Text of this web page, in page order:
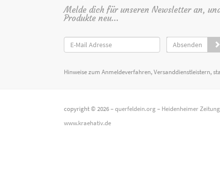
Melde dich für unseren Newsletter an,
Produkte neu...
Absenden
Hinweise zum Anmeldeverfahren, Versanddienstleistern,
copyright © 2026 –querfeldein.org– Heidenheimer
www.kraehativ.de